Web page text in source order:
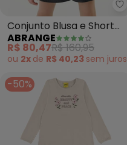
Conjunto Blusa e Short
(Natural)
ABRANGE
R$ 80,47R$ 160,95
ou 2x de R$ 40,23 sem juros
-50%